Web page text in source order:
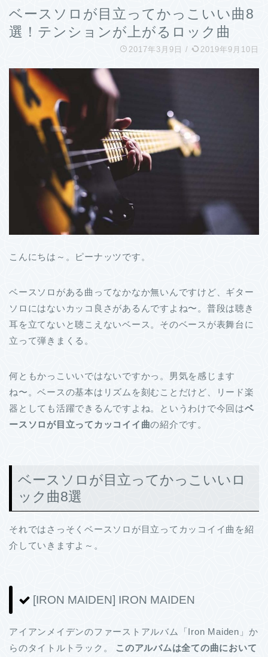
ベースソロが目立ってかっこいい曲8
選！テンションが上がるロック曲
2017年3月9日 / 2019年9月10日
こんにちは～。ピーナッツです。
ベースソロがある曲ってなかなか無いんですけど、ギター
ソロにはないカッコ良さがあるんですよね〜。普段は聴き
耳を立てないと聴こえないベース。そのベースが表舞台に
立って弾きまくる。
何ともかっこいいではないですかっ。男気を感じます
ね〜。ベースの基本はリズムを刻むことだけど、リード楽
器としても活躍できるんですよね。というわけで今回はベ
ースソロが目立ってカッコイイ曲の紹介です。
ベースソロが目立ってかっこいいロ
ック曲8選
それではさっそくベースソロが目立ってカッコイイ曲を紹
介していきますよ～。
[IRON MAIDEN] IRON MAIDEN
アイアンメイデンのファーストアルバム「Iron Maiden」か
らのタイトルトラック。 このアルバムは全ての曲において